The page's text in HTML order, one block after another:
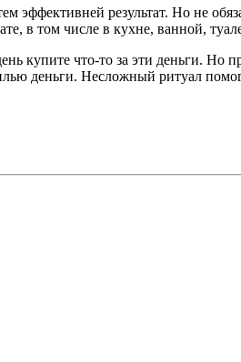
эффективней результат. Но не
в том числе в кухне, ванной,
купите что-то за эти деньги. Но
деньги. Несложный ритуал